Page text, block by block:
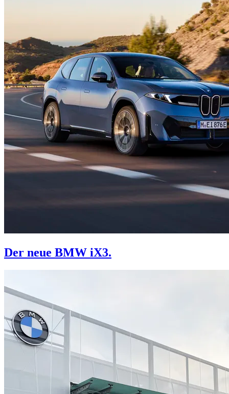
Der neue BMW iX3.